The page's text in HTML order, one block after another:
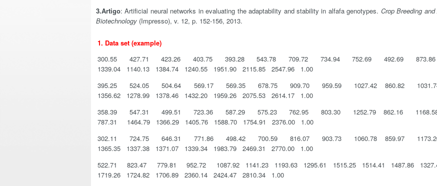
3.Artigo: Artificial neural networks in evaluating the adaptability and stability in alfafa genotypes. Crop Breeding
Biotechnology (Impresso), v. 12, p. 152-156, 2013.
1. Data set (example)
300.55 427.71 423.26 403.75 393.28 543.78 709.72 734.94 752.69 492.69 873.86
1339.04 1140.13 1384.74 1240.55 1951.90 2115.85 2547.96 1.00
395.25 524.05 504.64 569.17 569.35 678.75 909.70 959.59 1027.42 860.82 1031.74
1356.62 1278.99 1378.46 1432.20 1959.26 2075.53 2614.17 1.00
358.39 547.31 499.51 723.36 587.29 575.23 762.95 803.30 1252.79 862.16
787.31 1464.79 1366.29 1405.76 1588.70 1754.91 2376.00 1.00
302.11 724.75 646.31 771.86 498.42 700.59 816.07 903.73 1060.78 859.97 1173.26
1365.35 1337.38 1371.07 1339.34 1983.79 2469.31 2770.00 1.00
522.71 823.47 779.81 952.72 1087.92 1141.23 1193.63 1295.61 1515.25 1514.41 1487.86
1719.26 1724.82 1706.89 2360.14 2424.47 2810.34 1.00